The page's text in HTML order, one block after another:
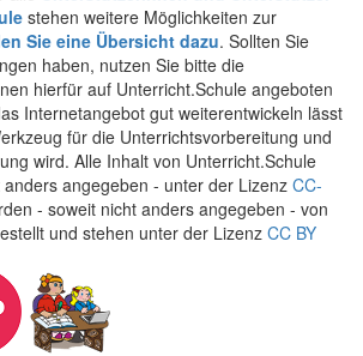
stehen weitere Möglichkeiten zur
Sie eine Übersicht dazu. Sollten Sie
haben, nutzen Sie bitte die
hierfür auf Unterricht.Schule angeboten
Internetangebot gut weiterentwickeln lässt
für die Unterrichtsvorbereitung und
wird. Alle Inhalt von Unterricht.Schule
angegeben - unter der Lizenz CC-
- soweit nicht anders angegeben - von
und stehen unter der Lizenz CC BY